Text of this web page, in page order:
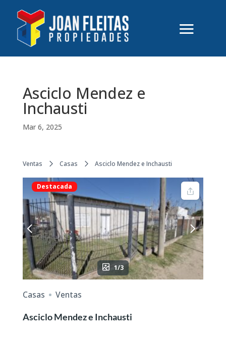
Asciclo Mendez e
Inchausti
Mar 6, 2025
Ventas Casas Asciclo Mendez e Inchausti
Destacada
1/3
Casas
Ventas
Asciclo Mendez e Inchausti